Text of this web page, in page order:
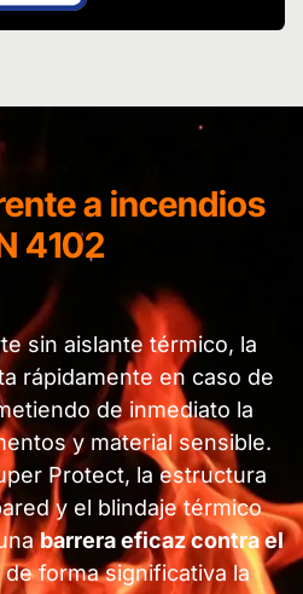
a incendios
4102
sin aislante térmico, la
rápidamente en caso de
de inmediato la
y material sensible.
Protect, la estructura
y el blindaje térmico
barrera eficaz contra el
forma significativa la